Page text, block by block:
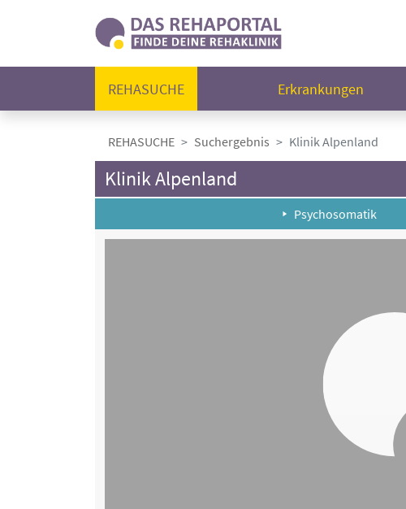
REHASUCHE Erkrankungen
REHASUCHE Suchergebnis Klinik Alpenland
Klinik Alpenland
Psychosomatik